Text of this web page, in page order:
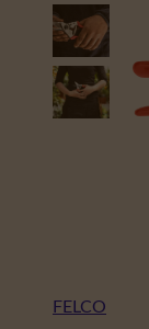
FELCO